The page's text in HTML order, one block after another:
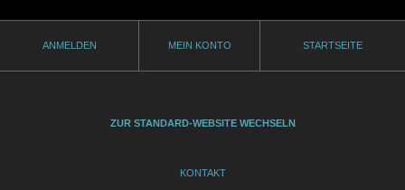
ANMELDEN MEIN KONTO STARTSEITE
ZUR STANDARD-WEBSITE WECHSELN
KONTAKT